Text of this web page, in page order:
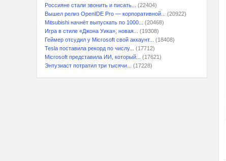
Россияне стали звонить и писать...
(22404)
Вышел релиз OpenIDE Pro — корпоративной...
(20922)
Mitsubishi начнёт выпускать по 1000...
(20468)
Игра в стиле «Джона Уика», новая...
(19308)
Геймер отсудил у Microsoft свой аккаунт...
(18408)
Tesla поставила рекорд по числу...
(17712)
Microsoft представила ИИ, который...
(17621)
Энтузиаст потратил три тысячи...
(17228)